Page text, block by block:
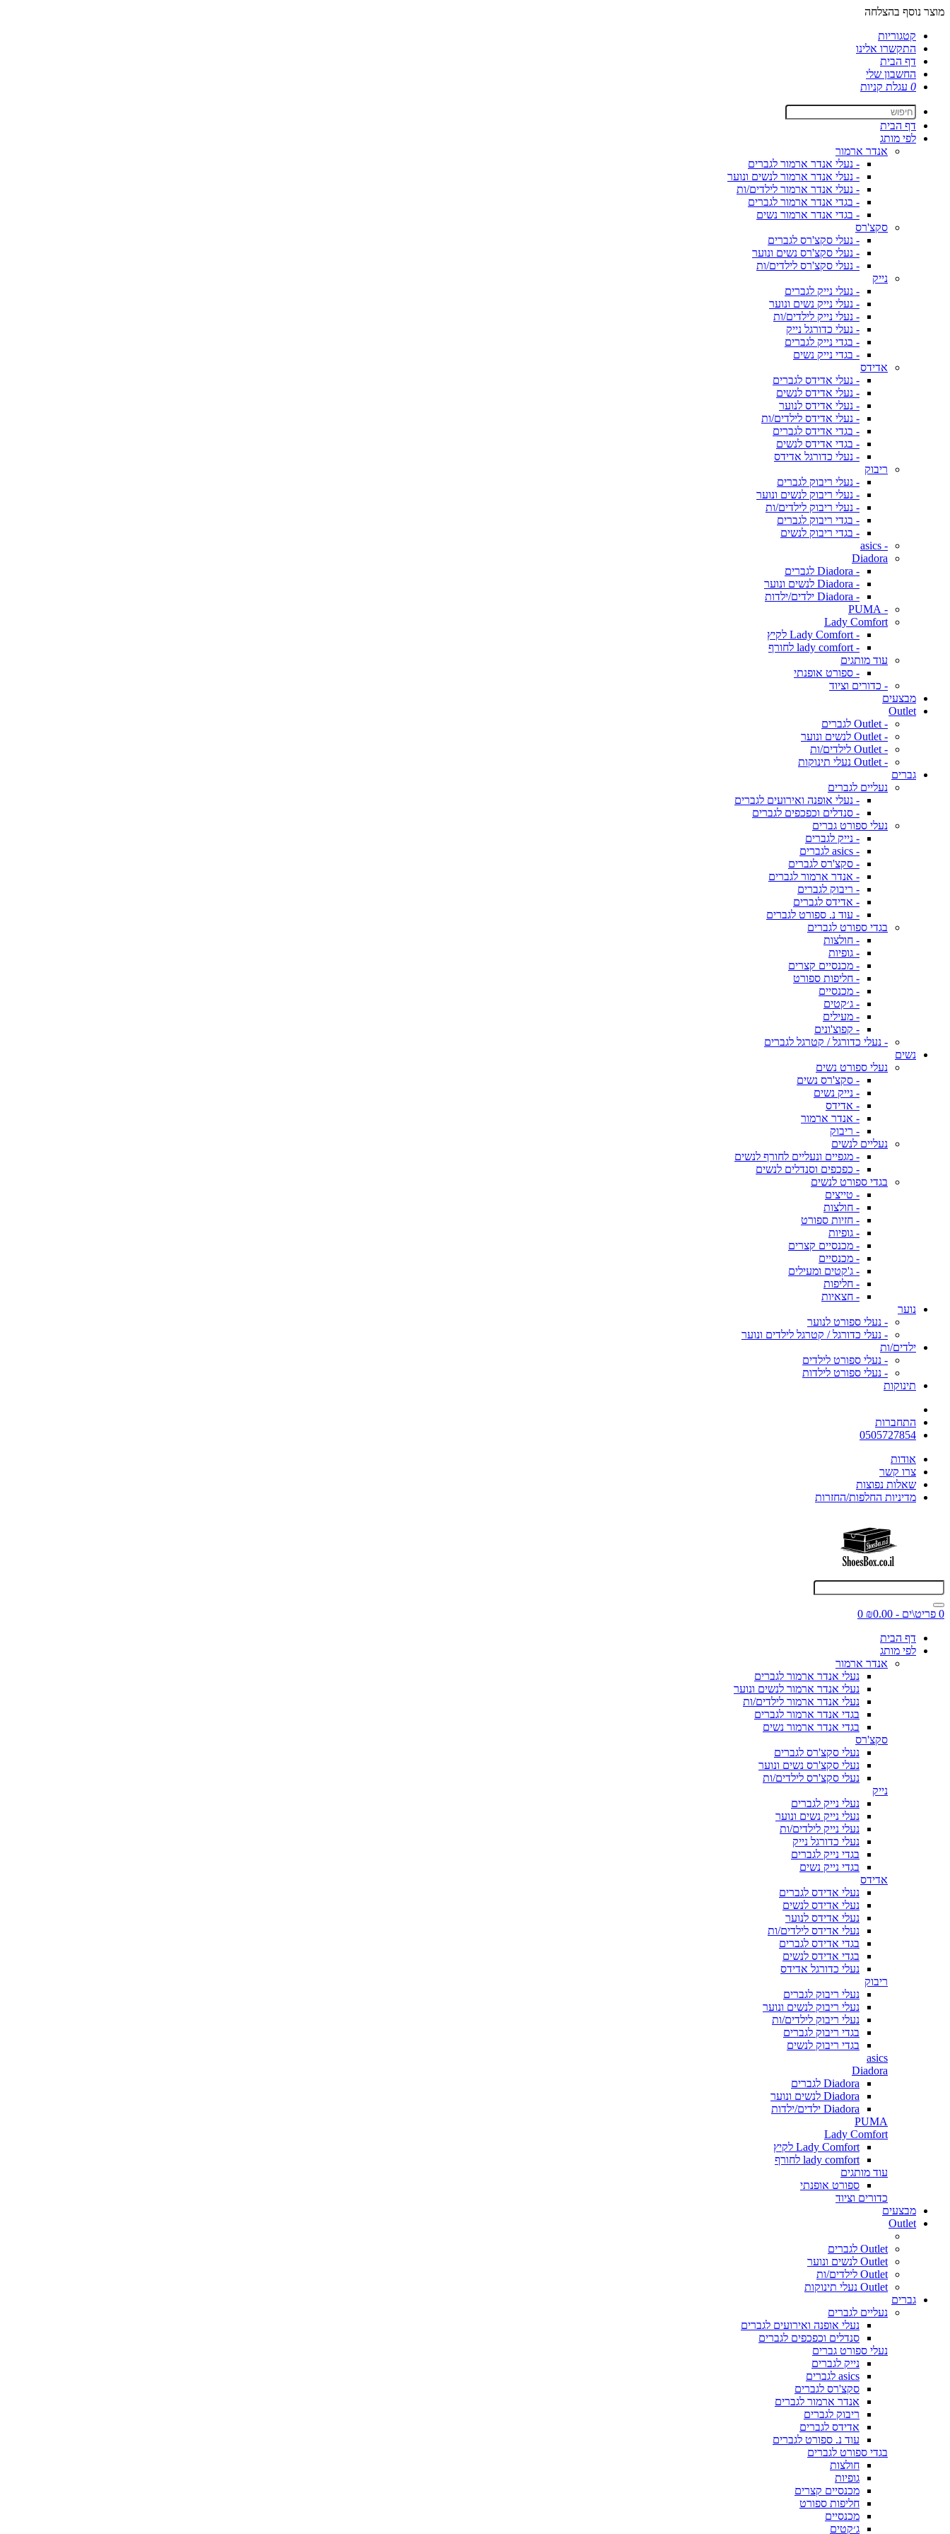
מוצר נוסף בהצלחה
קטגוריות
התקשרו אלינו
דף הבית
החשבון שלי
0 עגלת קניות
דף הבית
לפי מותג
אנדר ארמור
- נעלי אנדר ארמור לגברים
- נעלי אנדר ארמור לנשים ונוער
- נעלי אנדר ארמור לילדים/ות
- בגדי אנדר ארמור לגברים
- בגדי אנדר ארמור נשים
סקצ'רס
- נעלי סקצ'רס לגברים
- נעלי סקצ'רס נשים ונוער
- נעלי סקצ'רס לילדים/ות
נייק
- נעלי נייק לגברים
- נעלי נייק נשים ונוער
- נעלי נייק לילדים/ות
- נעלי כדורגל נייק
- בגדי נייק לגברים
- בגדי נייק נשים
אדידס
- נעלי אדידס לגברים
- נעלי אדידס לנשים
- נעלי אדידס לנוער
- נעלי אדידס לילדים/ות
- בגדי אדידס לגברים
- בגדי אדידס לנשים
- נעלי כדורגל אדידס
ריבוק
- נעלי ריבוק לגברים
- נעלי ריבוק לנשים ונוער
- נעלי ריבוק לילדים/ות
- בגדי ריבוק לגברים
- בגדי ריבוק לנשים
- asics
Diadora
- Diadora לגברים
- Diadora לנשים ונוער
- Diadora ילדים/ילדות
- PUMA
Lady Comfort
- Lady Comfort לקיץ
- lady comfort לחורף
עוד מותגים
- ספורט אופנתי
- כדורים וציוד
מבצעים
Outlet
- Outlet לגברים
- Outlet לנשים ונוער
- Outlet לילדים/ות
- Outlet נעלי תינוקות
גברים
נעליים לגברים
- נעלי אופנה ואירועים לגברים
- סנדלים וכפכפים לגברים
נעלי ספורט גברים
- נייק לגברים
- asics לגברים
- סקצ'רס לגברים
- אנדר ארמור לגברים
- ריבוק לגברים
- אדידס לגברים
- עוד נ. ספורט לגברים
בגדי ספורט לגברים
- חולצות
- גופיות
- מכנסיים קצרים
- חליפות ספורט
- מכנסיים
- ג׳קטים
- מעילים
- קפוצ'ונים
- נעלי כדורגל / קטרגל לגברים
נשים
נעלי ספורט נשים
- סקצ'רס נשים
- נייק נשים
- אדידס
- אנדר ארמור
- ריבוק
נעליים לנשים
- מגפיים ונעליים לחורף לנשים
- כפכפים וסנדלים לנשים
בגדי ספורט לנשים
- טייצים
- חולצות
- חזיות ספורט
- גופיות
- מכנסיים קצרים
- מכנסיים
- ג'קטים ומעילים
- חליפות
- חצאיות
נוער
- נעלי ספורט לנוער
- נעלי כדורגל / קטרגל לילדים ונוער
ילדים/ות
- נעלי ספורט לילדים
- נעלי ספורט לילדות
תינוקות
התחברות
0505727854
אודות
צרו קשר
שאלות נפוצות
מדיניות החלפות/החזרות
0 פריט\ים - ₪0.00
0
דף הבית
לפי מותג
אנדר ארמור
נעלי אנדר ארמור לגברים
נעלי אנדר ארמור לנשים ונוער
נעלי אנדר ארמור לילדים/ות
בגדי אנדר ארמור לגברים
בגדי אנדר ארמור נשים
סקצ'רס
נעלי סקצ'רס לגברים
נעלי סקצ'רס נשים ונוער
נעלי סקצ'רס לילדים/ות
נייק
נעלי נייק לגברים
נעלי נייק נשים ונוער
נעלי נייק לילדים/ות
נעלי כדורגל נייק
בגדי נייק לגברים
בגדי נייק נשים
אדידס
נעלי אדידס לגברים
נעלי אדידס לנשים
נעלי אדידס לנוער
נעלי אדידס לילדים/ות
בגדי אדידס לגברים
בגדי אדידס לנשים
נעלי כדורגל אדידס
ריבוק
נעלי ריבוק לגברים
נעלי ריבוק לנשים ונוער
נעלי ריבוק לילדים/ות
בגדי ריבוק לגברים
בגדי ריבוק לנשים
asics
Diadora
Diadora לגברים
Diadora לנשים ונוער
Diadora ילדים/ילדות
PUMA
Lady Comfort
Lady Comfort לקיץ
lady comfort לחורף
עוד מותגים
ספורט אופנתי
כדורים וציוד
מבצעים
Outlet
Outlet לגברים
Outlet לנשים ונוער
Outlet לילדים/ות
Outlet נעלי תינוקות
גברים
נעליים לגברים
נעלי אופנה ואירועים לגברים
סנדלים וכפכפים לגברים
נעלי ספורט גברים
נייק לגברים
asics לגברים
סקצ'רס לגברים
אנדר ארמור לגברים
ריבוק לגברים
אדידס לגברים
עוד נ. ספורט לגברים
בגדי ספורט לגברים
חולצות
גופיות
מכנסיים קצרים
חליפות ספורט
מכנסיים
ג׳קטים